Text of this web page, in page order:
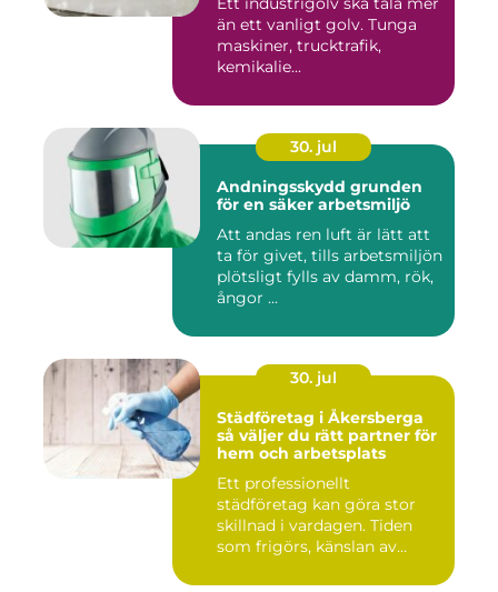
än ett vanligt golv. Tunga
maskiner, trucktrafik,
kemikalie...
30. jul
Andningsskydd grunden
för en säker arbetsmiljö
Att andas ren luft är lätt att
ta för givet, tills arbetsmiljön
plötsligt fylls av damm, rök,
ångor ...
30. jul
Städföretag i Åkersberga
så väljer du rätt partner för
hem och arbetsplats
Ett professionellt
städföretag kan göra stor
skillnad i vardagen. Tiden
som frigörs, känslan av